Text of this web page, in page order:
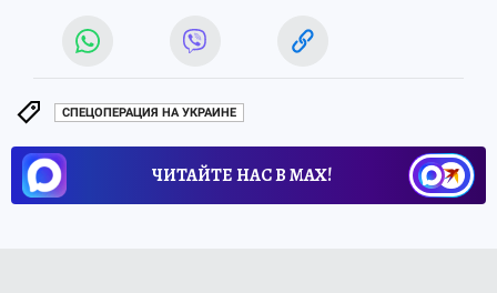
СПЕЦОПЕРАЦИЯ НА УКРАИНЕ
ЧИТАЙТЕ НАС В МАХ!